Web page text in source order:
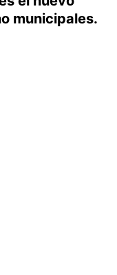
municipales.